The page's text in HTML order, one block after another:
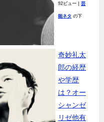
92ビュー 芸
能ネタ の下
奇妙礼太
郎の経歴
や学歴
は？オー
シャンゼ
リゼ他有